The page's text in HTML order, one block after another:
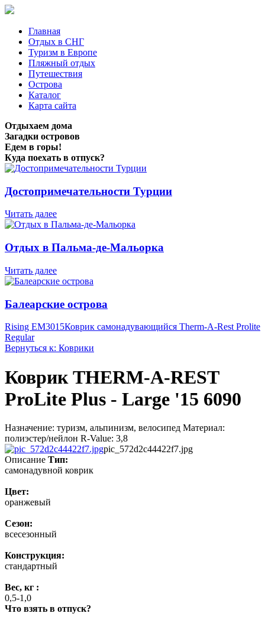
Главная
Отдых в СНГ
Туризм в Европе
Пляжный отдых
Путешествия
Острова
Каталог
Карта сайта
Отдыхаем дома
Загадки островов
Едем в горы!
Куда поехать в отпуск?
Достопримечательности Турции
Читать далее
Отдых в Пальма-де-Мальорка
Читать далее
Балеарские острова
Rising EM3015Коврик самонадувающийся Therm-A-Rest Prolite
Regular
Вернуться к: Коврики
Коврик THERM-A-REST
ProLite Plus - Large '15 6090
Назначение: туризм, альпинизм, велосипед Материал:
полиэстер/нейлон R-Value: 3,8
pic_572d2c44422f7.jpg
Описание Тип:
самонадувной коврик
Цвет:
оранжевый
Сезон:
всесезонный
Конструкция:
стандартный
Вес, кг :
0,5-1,0
Что взять в отпуск?